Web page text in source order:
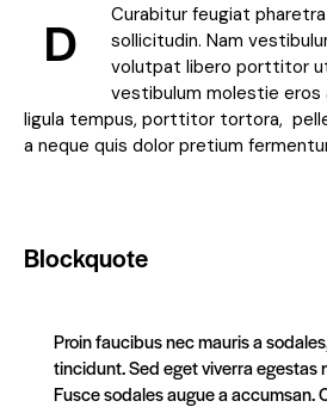
D
Curabitur feugiat
sollicitudin. Nam
volutpat libero porttitor
vestibulum molestie eros
ligula tempus, porttitor tortora,
a neque quis dolor pretium
Blockquote
Proin faucibus nec mauris a
tincidunt. Sed eget viverra egestas
Fusce sodales augue a accumsan.